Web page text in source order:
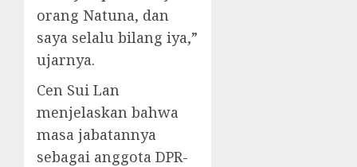
orang Natuna, dan
saya selalu bilang iya,”
ujarnya.
Cen Sui Lan
menjelaskan bahwa
masa jabatannya
sebagai anggota DPR-